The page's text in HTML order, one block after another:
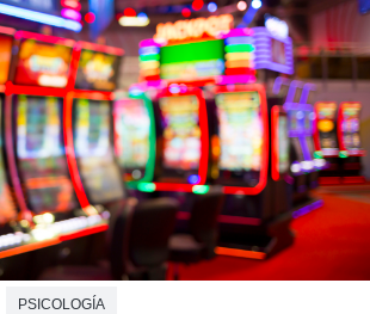
PSICOLOGÍA